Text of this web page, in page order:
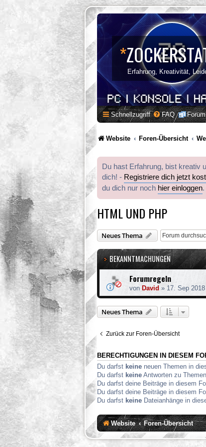
*
Erfahrung, Kreativität,
Schnellzugriff FAQ
Website Foren-Übersicht
Du hast Erfahrung, bist kreativ
dich! - Registriere dich jetzt
du dich nur noch hier einloggen
HTML UND PHP
Neues Thema
BEKANNTMACHUNGEN
Forumregeln
von David » 17. Sep
Neues Thema
Zurück zur Foren-Übersicht
BERECHTIGUNGEN IN DIESEM
Du darfst keine neuen Themen in
Du darfst keine Antworten zu
Du darfst deine Beiträge in diesem
Du darfst deine Beiträge in diesem
Du darfst keine Dateianhänge in
Website Foren-Übersicht